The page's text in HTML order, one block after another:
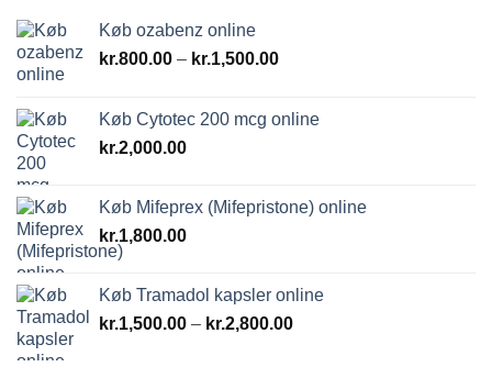
Køb ozabenz online
kr.800.00 – kr.1,500.00Prisinterval:
kr.1,500.00
Køb Cytotec 200 mcg online
kr.2,000.00
Køb Mifeprex (Mifepristone) online
kr.1,800.00
Køb Tramadol kapsler online
kr.1,500.00 – kr.2,800.00Prisinterval: